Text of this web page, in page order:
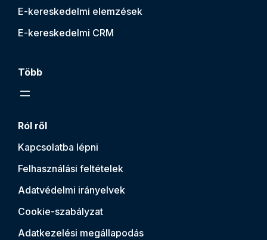
E-kereskedelmi elemzések
E-kereskedelmi CRM
Több
Ról ről
Kapcsolatba lépni
Felhasználási feltételek
Adatvédelmi irányelvek
Cookie-szabályzat
Adatkezelési megállapodás